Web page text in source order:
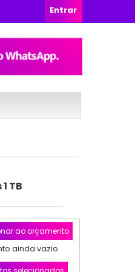
Entrar
TB
ao orçamento
ainda vazio